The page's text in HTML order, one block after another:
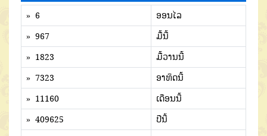
» 6
ອອນໄລ
» 967
ມື້ນີ້
» 1823
ມື້ວານນີ້
» 7323
ອາທິດນີ້
» 11160
ເດືອນນີ້
» 409625
ປີນີ້